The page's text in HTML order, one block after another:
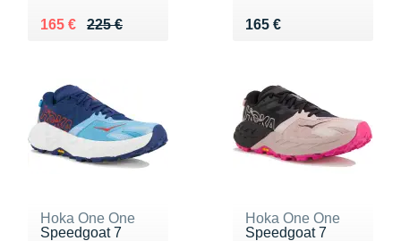
225 €
Au lieu de 225 €
165 €
Vendu 165 € 165 €
Vendu 165 €
Hoka One One
Speedgoat 7
Hoka One One
Speedgoat 7